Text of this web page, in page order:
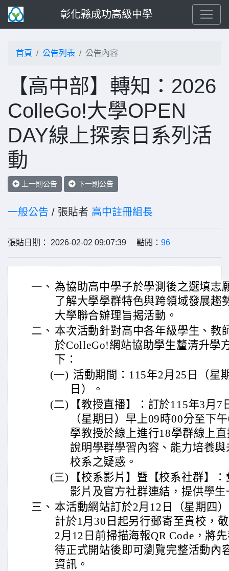
彰化縣成功高級中學
首頁 公告列表 公告內容
【高中部】轉知：2026
ColleGo!大學OPEN
DAY線上探索日系列活
動
上一則公告 下一則公告
一般公告 / 張貼者 高中註冊組長
張貼日期： 2026-02-02 09:07:39 點閱： 96
一、 為協助高中學子於學測後之選填志
了解大學學群特色與跨領域發展趨
大學聯合辦理旨揭活動。
二、 本次活動針對高中各年級學生、教
於ColleGo!網站協助學生釐清升學
下：
(一) 活動期間：115年2月25日（星
日）。
(二)
【教授直播】：訂於115年3月
（星期日）早上09時00分至下
學教授於線上進行18學群線上
說明學群學習內容、能力培養
校系之疑惑。
(三)
【校系影片】暨【校系社群】
影片及官方社群連結，提供學
三、 本活動網站訂於2月12日（星期四
計於1月30日起另行郵寄至貴校，
2月12日前掃描海報QR Code，將
待正式開站後即可瀏覽完整活動內
資訊。